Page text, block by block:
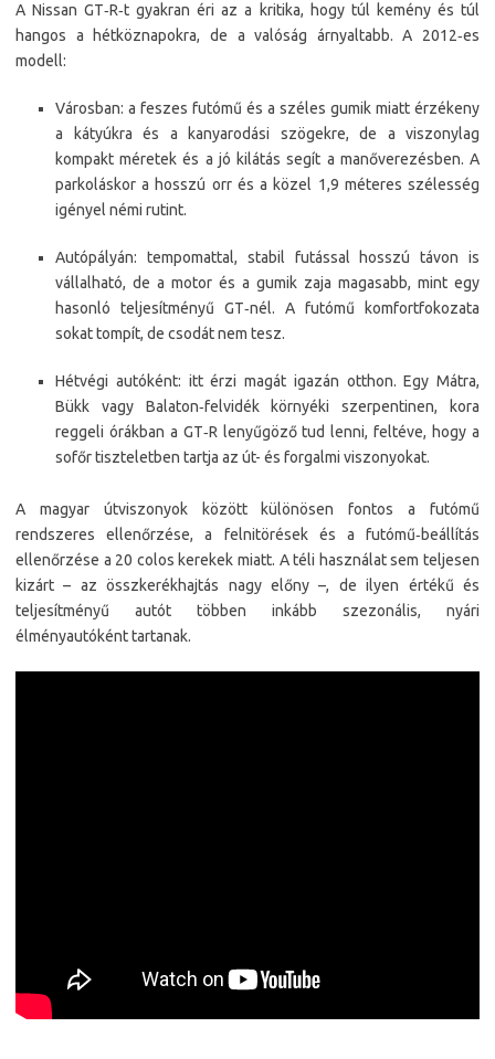
A Nissan GT‑R‑t gyakran éri az a kritika, hogy túl kemény és túl
hangos a hétköznapokra, de a valóság árnyaltabb. A 2012‑es
modell:
Városban: a feszes futómű és a széles gumik miatt érzékeny
a kátyúkra és a kanyarodási szögekre, de a viszonylag
kompakt méretek és a jó kilátás segít a manőverezésben. A
parkoláskor a hosszú orr és a közel 1,9 méteres szélesség
igényel némi rutint.
Autópályán: tempomattal, stabil futással hosszú távon is
vállalható, de a motor és a gumik zaja magasabb, mint egy
hasonló teljesítményű GT‑nél. A futómű komfortfokozata
sokat tompít, de csodát nem tesz.
Hétvégi autóként: itt érzi magát igazán otthon. Egy Mátra,
Bükk vagy Balaton‑felvidék környéki szerpentinen, kora
reggeli órákban a GT‑R lenyűgöző tud lenni, feltéve, hogy a
sofőr tiszteletben tartja az út- és forgalmi viszonyokat.
A magyar útviszonyok között különösen fontos a futómű
rendszeres ellenőrzése, a felnitörések és a futómű‑beállítás
ellenőrzése a 20 colos kerekek miatt. A téli használat sem teljesen
kizárt – az összkerékhajtás nagy előny –, de ilyen értékű és
teljesítményű autót többen inkább szezonális, nyári
élményautóként tartanak.